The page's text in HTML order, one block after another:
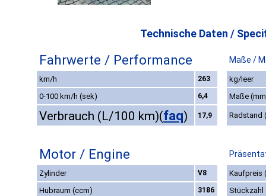
Technische Daten /
Fahrwerte / Performance Maße /
km/h 263
kg/leer
0-100 km/h (sek)
6,4 Maße
Verbrauch (L/100 km)(faq) 17,9 Radstand
Motor / Engine
Zylinder V8
Kaufpreis
Hubraum (ccm)
3186
Stückzahl